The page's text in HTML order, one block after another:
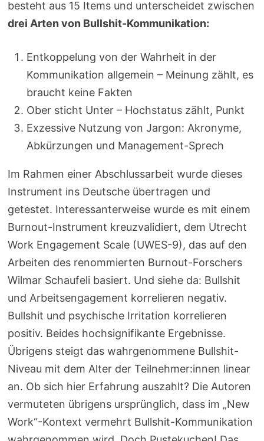
besteht aus 15 Items und unterscheidet zwischen
drei Arten von Bullshit-Kommunikation:
Entkoppelung von der Wahrheit in der
Kommunikation allgemein – Meinung zählt, es
braucht keine Fakten
Ober sticht Unter – Hochstatus zählt, Punkt
Exzessive Nutzung von Jargon: Akronyme,
Abkürzungen und Management-Sprech
Im Rahmen einer Abschlussarbeit wurde dieses
Instrument ins Deutsche übertragen und
getestet. Interessanterweise wurde es mit einem
Burnout-Instrument kreuzvalidiert, dem Utrecht
Work Engagement Scale (UWES-9), das auf den
Arbeiten des renommierten Burnout-Forschers
Wilmar Schaufeli basiert. Und siehe da: Bullshit
und Arbeitsengagement korrelieren negativ.
Bullshit und psychische Irritation korrelieren
positiv. Beides hochsignifikante Ergebnisse.
Übrigens steigt das wahrgenommene Bullshit-
Niveau mit dem Alter der Teilnehmer:innen linear
an. Ob sich hier Erfahrung auszahlt? Die Autoren
vermuteten übrigens ursprünglich, dass im „New
Work“-Kontext vermehrt Bullshit-Kommunikation